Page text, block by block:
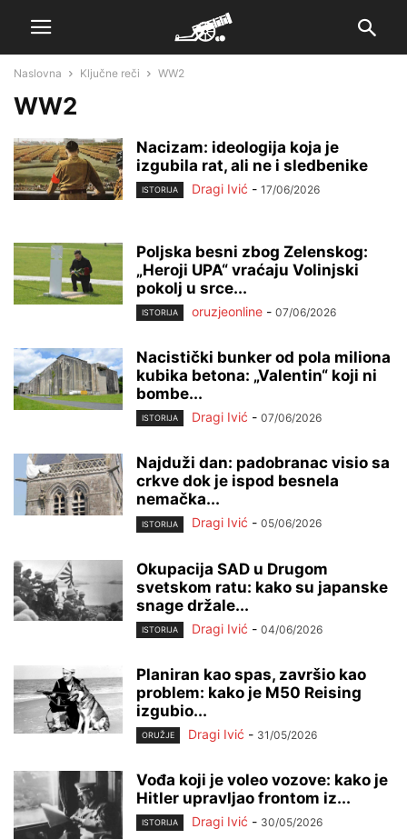
Naslovna Ključne reči WW2
WW2
Nacizam: ideologija koja je
izgubila rat, ali ne i sledbenike
ISTORIJA Dragi Ivić - 17/06/2026
Poljska besni zbog Zelenskog:
„Heroji UPA“ vraćaju Volinjski
pokolj u srce...
ISTORIJA oruzjeonline - 07/06/2026
Nacistički bunker od pola miliona
kubika betona: „Valentin“ koji ni
bombe...
ISTORIJA Dragi Ivić - 07/06/2026
Najduži dan: padobranac visio sa
crkve dok je ispod besnela
nemačka...
ISTORIJA Dragi Ivić - 05/06/2026
Okupacija SAD u Drugom
svetskom ratu: kako su japanske
snage držale...
ISTORIJA Dragi Ivić - 04/06/2026
Planiran kao spas, završio kao
problem: kako je M50 Reising
izgubio...
ORUŽJE Dragi Ivić - 31/05/2026
Vođa koji je voleo vozove: kako je
Hitler upravljao frontom iz...
ISTORIJA Dragi Ivić - 30/05/2026